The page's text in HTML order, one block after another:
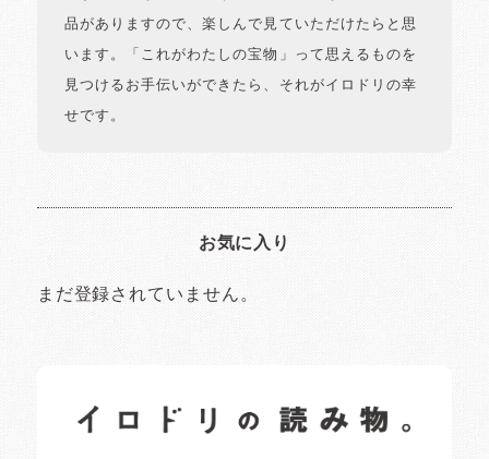
品がありますので、楽しんで見ていただけたらと思
います。「これがわたしの宝物」って思えるものを
見つけるお手伝いができたら、それがイロドリの幸
せです。
お気に入り
まだ登録されていません。
日常の様子など随時更新中です。